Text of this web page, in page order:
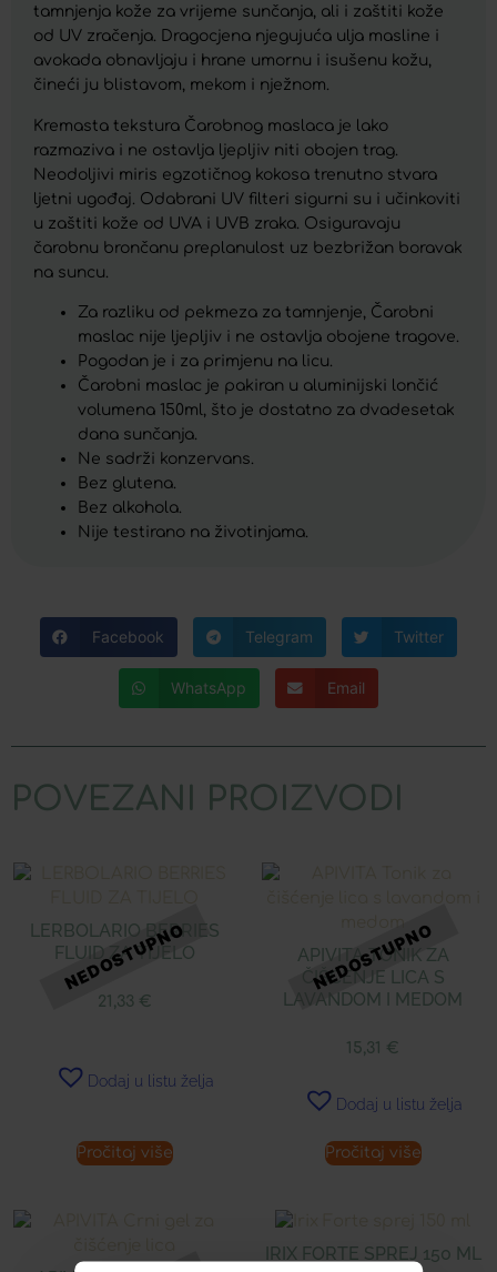
tamnjenja kože za vrijeme sunčanja, ali i zaštiti kože
od UV zračenja. Dragocjena njegujuća ulja masline i
avokada obnavljaju i hrane umornu i isušenu kožu,
čineći ju blistavom, mekom i nježnom.
Kremasta tekstura Čarobnog maslaca je lako
razmaziva i ne ostavlja ljepljiv niti obojen trag.
Neodoljivi miris egzotičnog kokosa trenutno stvara
ljetni ugođaj. Odabrani UV filteri sigurni su i učinkoviti
u zaštiti kože od UVA i UVB zraka. Osiguravaju
čarobnu brončanu preplanulost uz bezbrižan boravak
na suncu.
Za razliku od pekmeza za tamnjenje, Čarobni
maslac nije ljepljiv i ne ostavlja obojene tragove.
Pogodan je i za primjenu na licu.
Čarobni maslac je pakiran u aluminijski lončić
volumena 150ml, što je dostatno za dvadesetak
dana sunčanja.
Ne sadrži konzervans.
Bez glutena.
Bez alkohola.
Nije testirano na životinjama.
Facebook Telegram Twitter
WhatsApp Email
POVEZANI PROIZVODI
LERBOLARIO BERRIES
FLUID ZA TIJELO
21,33 €
Dodaj u listu želja
Pročitaj više
APIVITA TONIK ZA
ČIŠĆENJE LICA S
LAVANDOM I MEDOM
15,31 €
Dodaj u listu želja
Pročitaj više
IRIX FORTE SPREJ 150 ML